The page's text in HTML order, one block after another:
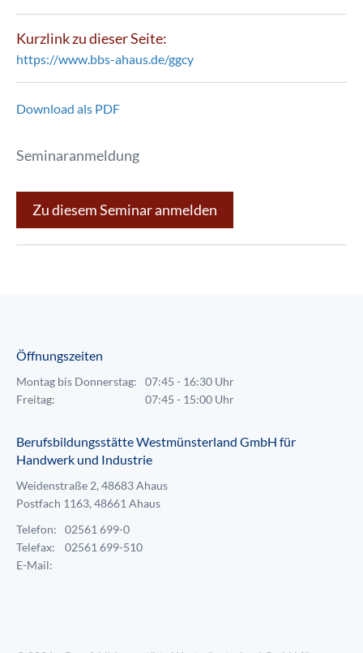
Kurzlink zu dieser Seite:
https://www.bbs-ahaus.de/ggcy
Download als PDF
Seminaranmeldung
Zu diesem Seminar anmelden
Öffnungszeiten
Montag bis Donnerstag:
07:45 - 16:30 Uhr
Freitag:
07:45 - 15:00 Uhr
Berufsbildungsstätte Westmünsterland GmbH für
Handwerk und Industrie
Weidenstraße 2, 48683 Ahaus
Postfach 1163, 48661 Ahaus
Telefon:
02561 699-0
Telefax:
02561 699-510
E-Mail: